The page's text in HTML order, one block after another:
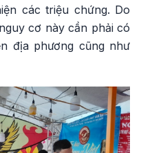
các triệu chứng. Do
cơ này cần phải có
địa phương cũng như